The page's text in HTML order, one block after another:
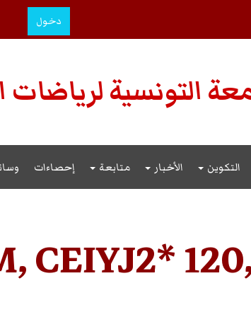
دخول
التونسية لرياضات
التكوين الأخبار متابعة إحصاءات
CEIYJ2*